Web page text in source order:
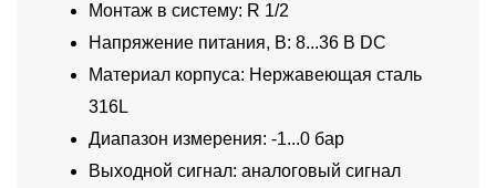
Монтаж в систему: R 1/2
Напряжение питания, В: 8...36 В DC
Материал корпуса: Нержавеющая сталь
316L
Диапазон измерения: -1...0 бар
Выходной сигнал: аналоговый сигнал